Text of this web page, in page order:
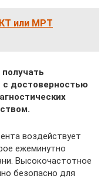
или МРТ
достоверностью
воздействует
ежеминутно
Высокочастотное
безопасно для